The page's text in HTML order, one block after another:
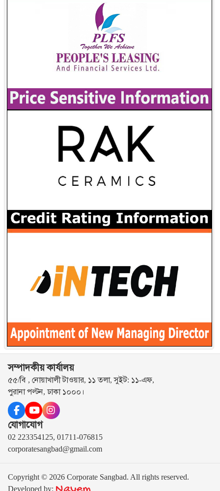
সম্পাদকীয় কার্যালয়
৫৫/বি , নোয়াখালী টাওয়ার, ১১ তলা, সুইট: ১১-এফ,
পুরানা পল্টন, ঢাকা ১০০০।
যোগাযোগ
02 223354125, 01711-076815
corporatesangbad@gmail.com
Copyright © 2026 Corporate Sangbad. All rights reserved.
Developed by: